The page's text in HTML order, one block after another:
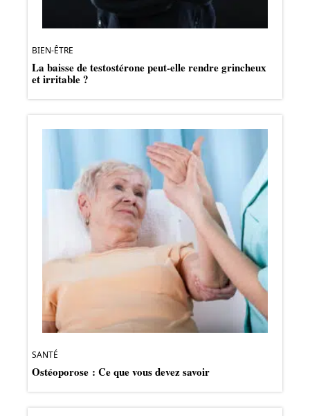
BIEN-ÊTRE
La baisse de testostérone peut-elle rendre grincheux
et irritable ?
SANTÉ
Ostéoporose : Ce que vous devez savoir